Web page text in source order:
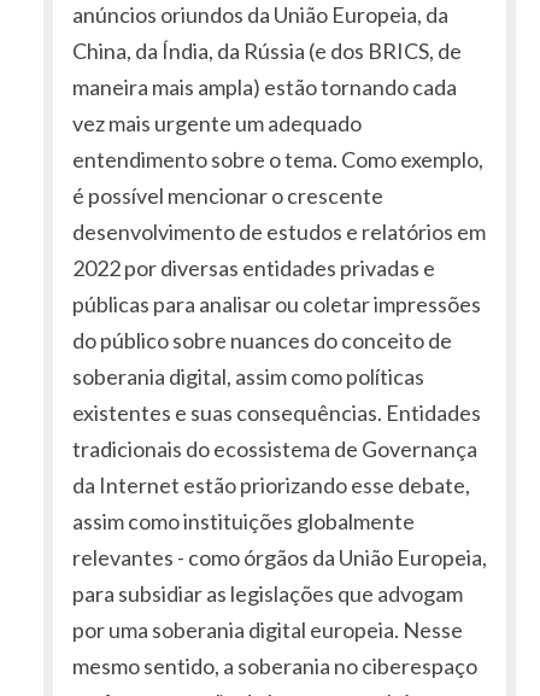
anúncios oriundos da União Europeia, da
China, da Índia, da Rússia (e dos BRICS, de
maneira mais ampla) estão tornando cada
vez mais urgente um adequado
entendimento sobre o tema. Como exemplo,
é possível mencionar o crescente
desenvolvimento de estudos e relatórios em
2022 por diversas entidades privadas e
públicas para analisar ou coletar impressões
do público sobre nuances do conceito de
soberania digital, assim como políticas
existentes e suas consequências. Entidades
tradicionais do ecossistema de Governança
da Internet estão priorizando esse debate,
assim como instituições globalmente
relevantes - como órgãos da União Europeia,
para subsidiar as legislações que advogam
por uma soberania digital europeia. Nesse
mesmo sentido, a soberania no ciberespaço